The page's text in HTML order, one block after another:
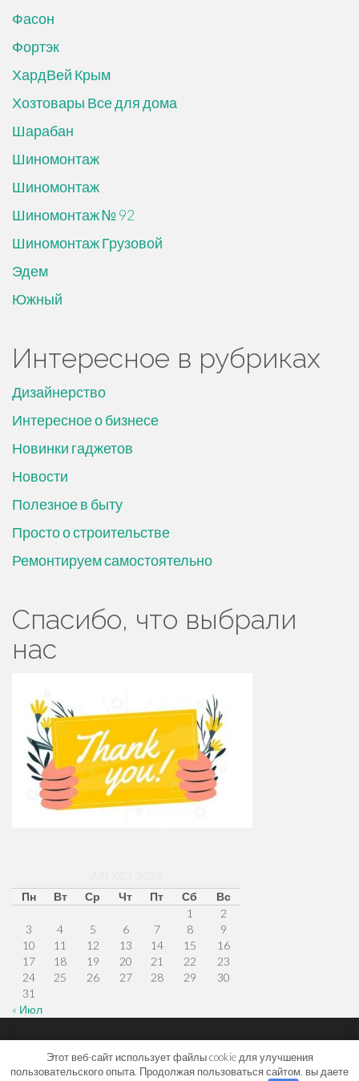
Фасон
Фортэк
ХардВей Крым
Хозтовары Все для дома
Шарабан
Шиномонтаж
Шиномонтаж
Шиномонтаж № 92
Шиномонтаж Грузовой
Эдем
Южный
Интересное в рубриках
Дизайнерство
Интересное о бизнесе
Новинки гаджетов
Новости
Полезное в быту
Просто о строительстве
Ремонтируем самостоятельно
Спасибо, что выбрали
нас
Пн
Вт Ср Чт Пт Сб
Вс
1
2
3
4 5 6 7 8
9
10
11 12 13 14 15
16
17
18 19 20 21 22
23
24
25 26 27 28 29
30
31
« Июл
Меню
Этот веб-сайт использует файлы cookie для улучшения
пользовательского опыта. Продолжая пользоваться сайтом, вы даете